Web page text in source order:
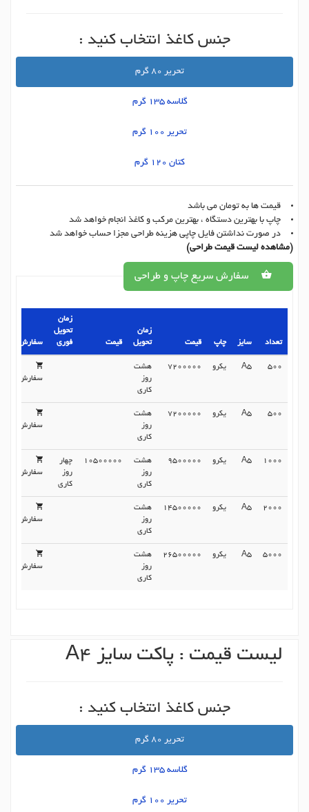
جنس کاغذ انتخاب کنید :
تحریر 80 گرم
گلاسه 135 گرم
تحریر 100 گرم
کتان 120 گرم
قیمت ها به تومان می باشد
چاپ با بهترین دستگاه ، بهترین مرکب و کاغذ انجام خواهد شد
در صورت نداشتن فایل چاپی هزینه طراحی مجزا حساب خواهد شد
(مشاهده لیست قیمت طراحی)
سفارش سریع چاپ و طراحی
تعداد سایز چاپ قیمت
زمان
تحویل
قیمت
زمان
تحویل
فوری
سفارش
500
A5 یکرو 7200000
هشت
روز
کاری
سفارش
500
A5 یکرو 7200000
هشت
روز
کاری
سفارش
1000
A5 یکرو 9500000
هشت
روز
کاری
10500000
چهار
روز
کاری
سفارش
2000
A5 یکرو 14500000
هشت
روز
کاری
سفارش
5000
A5 یکرو 26500000
هشت
روز
کاری
سفارش
لیست قیمت : پاکت سایز A4
جنس کاغذ انتخاب کنید :
تحریر 80 گرم
گلاسه 135 گرم
تحریر 100 گرم